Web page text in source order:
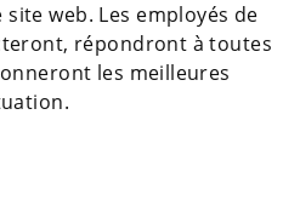
web. Les employés de
répondront à toutes
les meilleures